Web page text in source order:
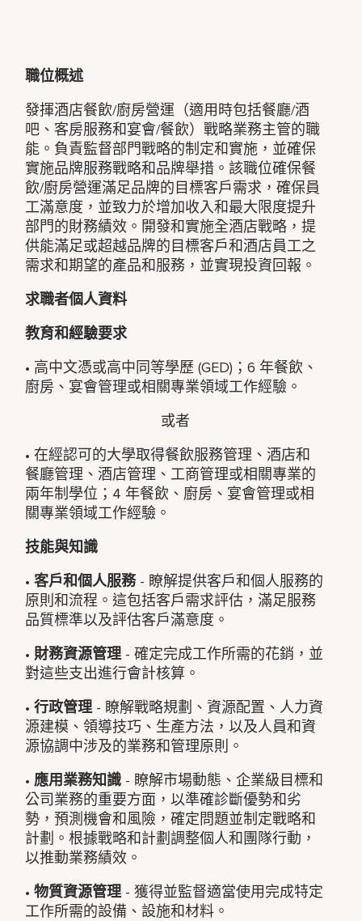
職位概述
發揮酒店餐飲/廚房營運（適用時包括餐廳/酒
吧、客房服務和宴會/餐飲）戰略業務主管的職
能。負責監督部門戰略的制定和實施，並確保
實施品牌服務戰略和品牌舉措。該職位確保餐
飲/廚房營運滿足品牌的目標客戶需求，確保員
工滿意度，並致力於增加收入和最大限度提升
部門的財務績效。開發和實施全酒店戰略，提
供能滿足或超越品牌的目標客戶和酒店員工之
需求和期望的產品和服務，並實現投資回報。
求職者個人資料
教育和經驗要求
• 高中文憑或高中同等學歷 (GED)；6 年餐飲、
廚房、宴會管理或相關專業領域工作經驗。
或者
• 在經認可的大學取得餐飲服務管理、酒店和
餐廳管理、酒店管理、工商管理或相關專業的
兩年制學位；4 年餐飲、廚房、宴會管理或相
關專業領域工作經驗。
技能與知識
•客戶和個人服務- 瞭解提供客戶和個人服務的
原則和流程。這包括客戶需求評估，滿足服務
品質標準以及評估客戶滿意度。
• 財務資源管理- 確定完成工作所需的花銷，並
對這些支出進行會計核算。
•行政管理- 瞭解戰略規劃、資源配置、人力資
源建模、領導技巧、生產方法，以及人員和資
源協調中涉及的業務和管理原則。
•應用業務知識 - 瞭解市場動態、企業級目標和
公司業務的重要方面，以準確診斷優勢和劣
勢，預測機會和風險，確定問題並制定戰略和
計劃。根據戰略和計劃調整個人和團隊行動，
以推動業務績效。
•物質資源管理- 獲得並監督適當使用完成特定
工作所需的設備、設施和材料。